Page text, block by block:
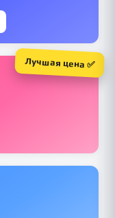
Лучшая цена ✅